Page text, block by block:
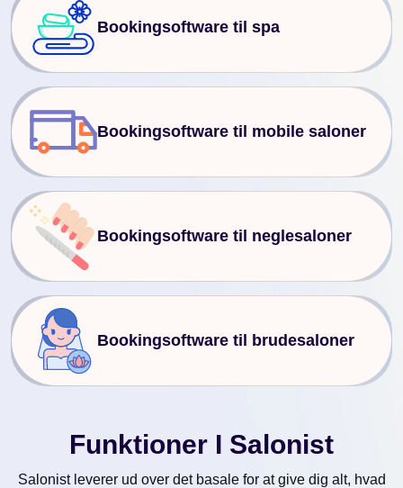
Bookingsoftware til spa
Bookingsoftware til mobile saloner
Bookingsoftware til neglesaloner
Bookingsoftware til brudesaloner
Funktioner I Salonist
Salonist leverer ud over det basale for at give dig alt, hvad